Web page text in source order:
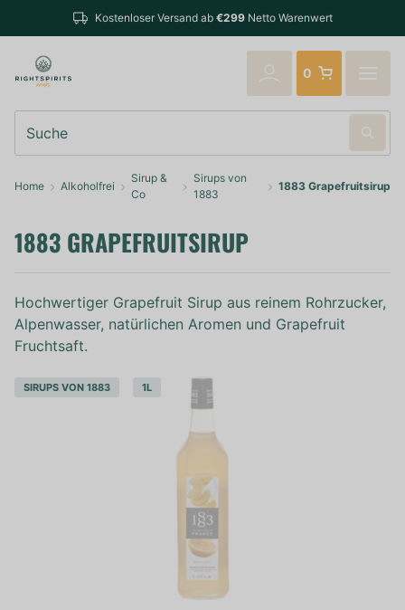
Kostenloser Versand ab€299 Netto Warenwert
0
Home Alkoholfrei
Sirup &
Co
Sirups von
1883
1883 Grapefruitsirup
1883 GRAPEFRUITSIRUP
Hochwertiger Grapefruit Sirup aus reinem Rohrzucker,
Alpenwasser, natürlichen Aromen und Grapefruit
Fruchtsaft.
SIRUPS VON 1883 1L